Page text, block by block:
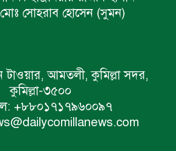
মোঃ সোহরাব হোসেন (সুমন)
টাওয়ার, আমতলী, কুমিল্লা সদর,
কুমিল্লা-৩৫০০
+৮৮০১৭১৭৯৬০০৯৭